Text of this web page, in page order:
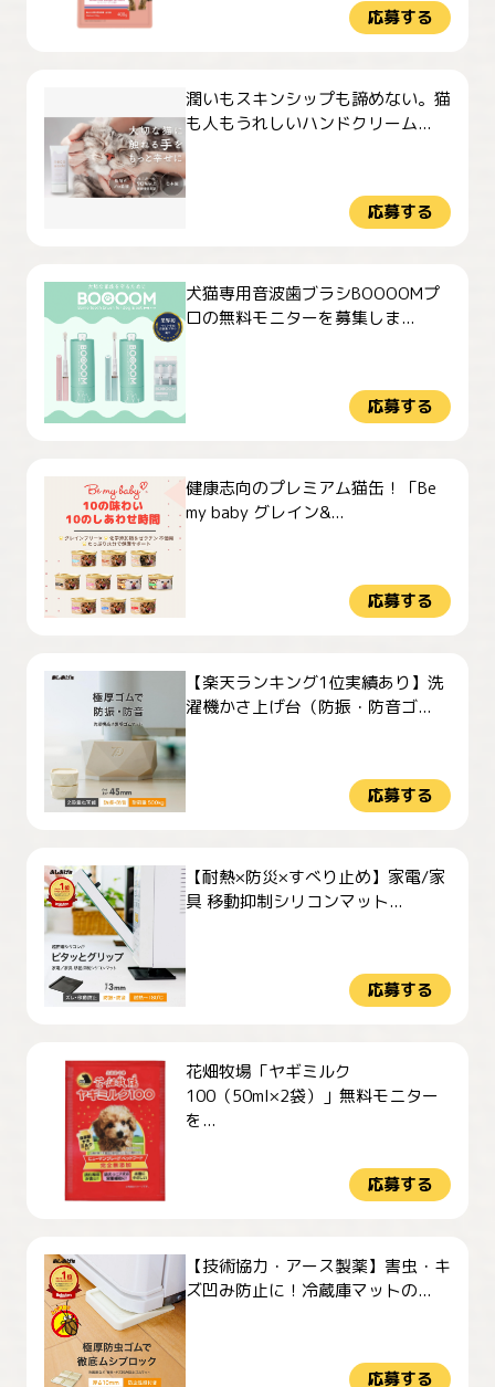
応募する
潤いもスキンシップも諦めない。猫
も人もうれしいハンドクリーム...
応募する
犬猫専用音波歯ブラシBOOOOMプ
ロの無料モニターを募集しま...
応募する
健康志向のプレミアム猫缶！「Be
my baby グレイン&...
応募する
【楽天ランキング1位実績あり】洗
濯機かさ上げ台（防振・防音ゴ...
応募する
【耐熱×防災×すべり止め】家電/家
具 移動抑制シリコンマット...
応募する
花畑牧場「ヤギミルク
100（50ml×2袋）」無料モニター
を...
応募する
【技術協力・アース製薬】害虫・キ
ズ凹み防止に！冷蔵庫マットの...
応募する